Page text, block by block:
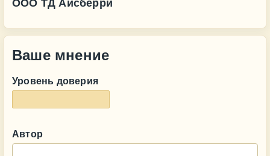
Ваше мнение
Уровень доверия
Автор